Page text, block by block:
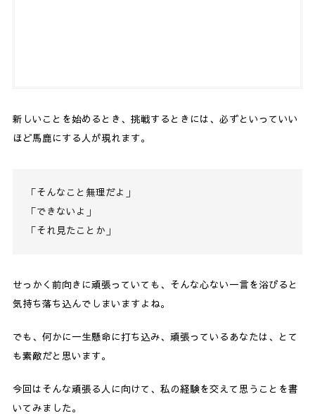
新しいことを始めるとき、挑戦するときには、必ずといっていい
ほど馬鹿にする人が現れます。
「そんなこと無理だよ」
「できないよ」
「それ見たことか」
せっかく前向きに頑張っていても、そんな心ない一言を浴びると
気持ち落ち込んでしまいますよね。
でも、何かに一生懸命に打ち込み、頑張っているあなたは、とて
も素敵だと思います。
今回はそんな頑張る人に向けて、私の経験を交えて思うことを書
いてみました。